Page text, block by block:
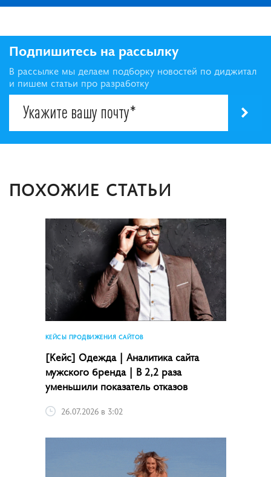
Подпишитесь на рассылку
В рассылке мы делаем подборку новостей по диджитал
и пишем статьи про разработку
ПОХОЖИЕ СТАТЬИ
КЕЙСЫ ПРОДВИЖЕНИЯ САЙТОВ
[Кейс] Одежда | Аналитика сайта
мужского бренда | В 2,2 раза
уменьшили показатель отказов
26.07.2026 в 3:02